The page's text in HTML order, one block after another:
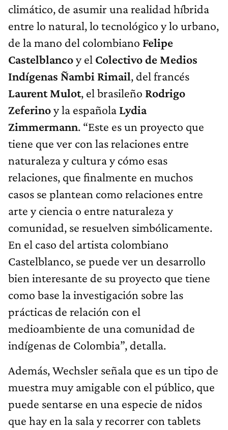
climático, de asumir una realidad híbrida
entre lo natural, lo tecnológico y lo urbano,
de la mano del colombiano Felipe
Castelblancoy el Colectivo de Medios
Indígenas Ñambi Rimail, del francés
Laurent Mulot, el brasileño Rodrigo
Zeferinoy la española Lydia
Zimmermann. “Este es un proyecto que
tiene que ver con las relaciones entre
naturaleza y cultura y cómo esas
relaciones, que finalmente en muchos
casos se plantean como relaciones entre
arte y ciencia o entre naturaleza y
comunidad, se resuelven simbólicamente.
En el caso del artista colombiano
Castelblanco, se puede ver un desarrollo
bien interesante de su proyecto que tiene
como base la investigación sobre las
prácticas de relación con el
medioambiente de una comunidad de
indígenas de Colombia”, detalla.
Además, Wechsler señala que es un tipo de
muestra muy amigable con el público, que
puede sentarse en una especie de nidos
que hay en la sala y recorrer con tablets